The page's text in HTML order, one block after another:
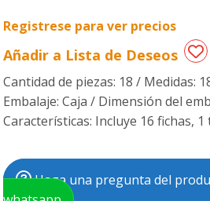
Registrese para ver precios
Añadir a Lista de Deseos
Cantidad de piezas: 18 / Medidas:
Embalaje: Caja / Dimensión del
Características: Incluye 16 fichas,
Haga una pregunta del